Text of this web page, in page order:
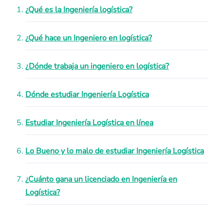
¿Qué es la Ingeniería logística?
¿Qué hace un Ingeniero en logística?
¿Dónde trabaja un ingeniero en logística?
Dónde estudiar Ingeniería Logística
Estudiar Ingeniería Logística en línea
Lo Bueno y lo malo de estudiar Ingeniería Logística
¿Cuánto gana un licenciado en Ingeniería en
Logística?